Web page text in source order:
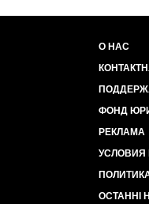
О НАС
ФОНД
РЕКЛАМА
УСЛОВИЯ
ОСТАННІ